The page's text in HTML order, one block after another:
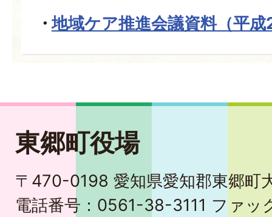
地域ケア推進会議資料（平
東郷町役場
〒470-0198 愛知県愛知郡東郷町
電話番号：0561-38-3111 ファ